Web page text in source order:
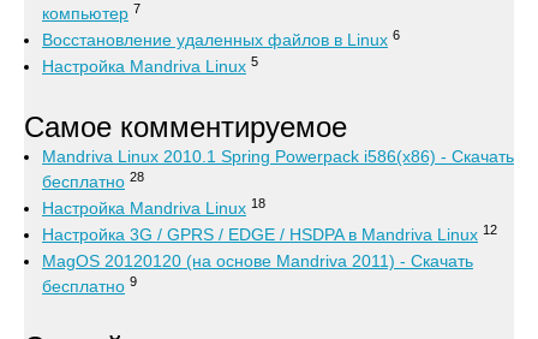
компьютер 7
Восстановление удаленных файлов в Linux 6
Настройка Mandriva Linux 5
Самое комментируемое
Mandriva Linux 2010.1 Spring Powerpack i586(x86) - Скачать
бесплатно 28
Настройка Mandriva Linux 18
Настройка 3G / GPRS / EDGE / HSDPA в Mandriva Linux 12
MagOS 20120120 (на основе Mandriva 2011) - Скачать
бесплатно 9